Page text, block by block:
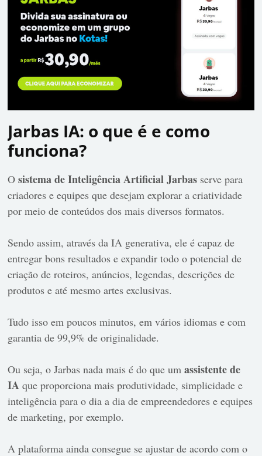
Jarbas IA: o que é e como
funciona?
Osistema de Inteligência ArtificialJarbas serve para
criadores e equipes que desejam explorar a criatividade
por meio de conteúdos dos mais diversos formatos.
Sendo assim, através da IA generativa, ele é capaz de
entregar bons resultados e expandir todo o potencial de
criação de roteiros, anúncios, legendas, descrições de
produtos e até mesmo artes exclusivas.
Tudo isso em poucos minutos, em vários idiomas e com
garantia de 99,9% de originalidade.
Ou seja, o Jarbas nada mais é do que umassistente de
IA que proporciona mais produtividade, simplicidade e
inteligência para o dia a dia de empreendedores e equipes
de marketing, por exemplo.
A plataforma ainda consegue se ajustar de acordo com o